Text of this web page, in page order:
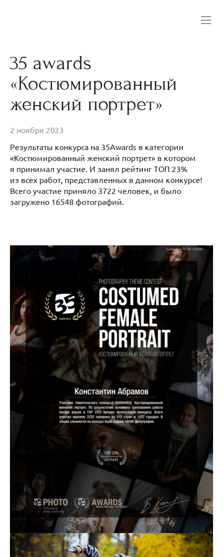
35 awards
«Костюмированный
женский портрет»
2 ноября 2023
Результаты конкурса на 35Awards в категории
«Костюмированный женский портрет» в котором
я принимал участие. И занял рейтинг ТОП 23%
из всех работ, представленных в данном конкурсе!
Всего участие приняло 3722 человек, и было
загружено 16548 фотографий.